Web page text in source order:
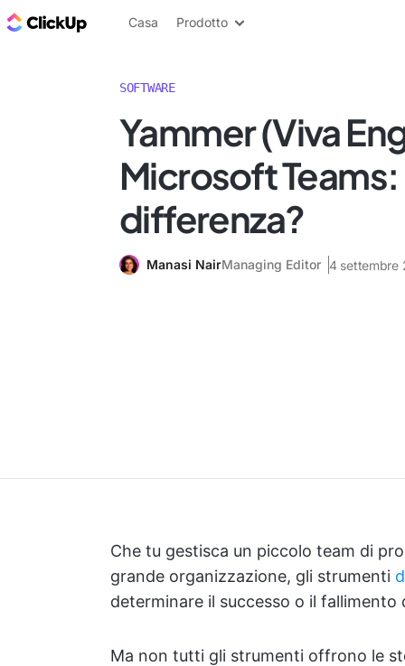
Blog di ClickUp
Casa Prodotto
SOFTWARE
Yammer (Viva
Microsoft Teams:
differenza?
Manasi NairManaging Editor 4 settembre
Che tu gestisca un piccolo team di
grande organizzazione, gli strumenti
determinare il successo o il
Ma non tutti gli strumenti offrono le